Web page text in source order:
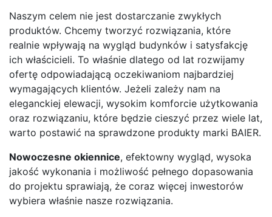
Naszym celem nie jest dostarczanie zwykłych
produktów. Chcemy tworzyć rozwiązania, które
realnie wpływają na wygląd budynków i satysfakcję
ich właścicieli. To właśnie dlatego od lat rozwijamy
ofertę odpowiadającą oczekiwaniom najbardziej
wymagających klientów. Jeżeli zależy nam na
eleganckiej elewacji, wysokim komforcie użytkowania
oraz rozwiązaniu, które będzie cieszyć przez wiele lat,
warto postawić na sprawdzone produkty marki BAIER.
Nowoczesne okiennice, efektowny wygląd, wysoka
jakość wykonania i możliwość pełnego dopasowania
do projektu sprawiają, że coraz więcej inwestorów
wybiera właśnie nasze rozwiązania.